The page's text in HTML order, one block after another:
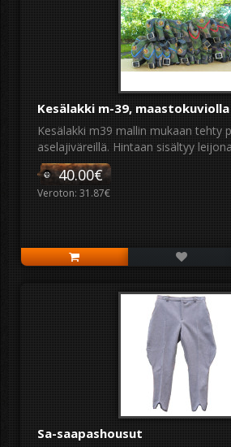
Kesälakki m-39, maastokuviolla
Kesälakki m39 mallin mukaan tehty
aselajiväreillä. Hintaan sisältyy
40.00€
Veroton: 31.87€
Sa-saapashousut